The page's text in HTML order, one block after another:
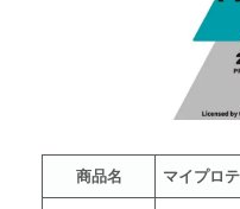
商品名 マイプロ